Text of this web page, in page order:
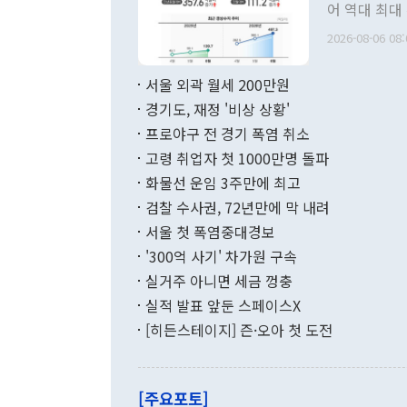
관의 무리한
다. [정동영 통일부 장관이 지난달 23일 오후 서울 종로구 정부서울청사에
무너졌다고
함께 4자 대
"우리의 선
관은 업무
어 역대 최
료=한국은행] 한국은행이 6일 발표한 '2026년 6월 국제수지(잠정)'
며 월간 기
196.9% 급
수출은
기록했지만
로 전환됐다.
는 배당수입
2026-08-06
서울 외곽 월세 200만원
경기도, 재정 '비상 상황'
프로야구 전 경기 폭염 취소
고령 취업자 첫 1000만명 돌파
화물선 운임 3주만에 최고
검찰 수사권, 72년만에 막 내려
서울 첫 폭염중대경보
'300억 사기' 차가원 구속
실거주 아니면 세금 껑충
실적 발표 앞둔 스페이스X
[히든스테이지] 즌·오아 첫 도전
[주요포토]